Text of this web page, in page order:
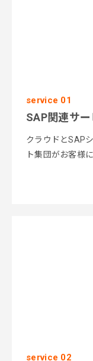
service 01
SAP関連サ
クラウドとSAP
ト集団がお客様
service 02